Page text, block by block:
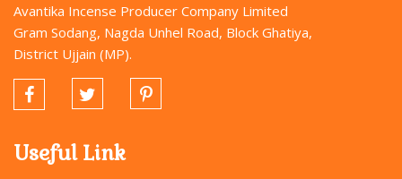
Avantika Incense Producer Company Limited
Gram Sodang, Nagda Unhel Road, Block Ghatiya,
District Ujjain (MP).
Useful Link